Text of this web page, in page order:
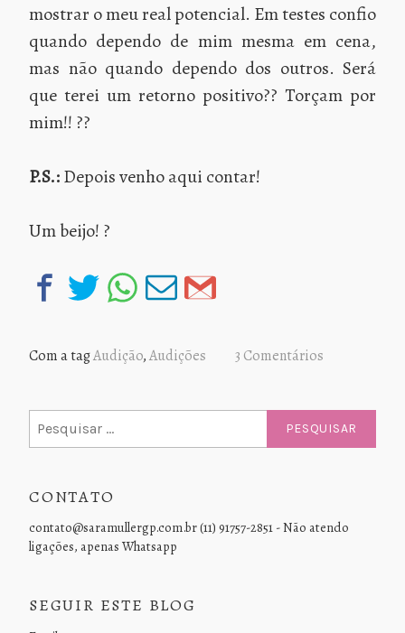
mostrar o meu real potencial. Em testes confio
quando dependo de mim mesma em cena,
mas não quando dependo dos outros. Será
que terei um retorno positivo?? Torçam por
mim!! ??
P.S.:Depois venho aqui contar!
Um beijo! ?
Com a tagAudição,Audições 3 Comentários
por:
CONTATO
contato@saramullergp.com.br (11) 91757-2851 - Não atendo
ligações, apenas Whatsapp
SEGUIR ESTE BLOG